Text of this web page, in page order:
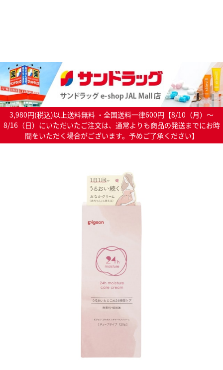
3,980円(税込)以上送料無料 ・全国送料一律600円【8/10（月）～
8/16（日）にいただいたご注文は、通常よりも商品の発送までにお時
間をいただく場合がございます。予めご了承ください】